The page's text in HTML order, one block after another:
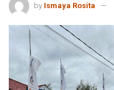
by Ismaya Rosita